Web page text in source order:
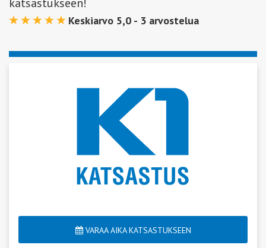
Keskiarvo 5,0 - 3 arvostelua
VARAA AIKA KATSASTUKSEEN